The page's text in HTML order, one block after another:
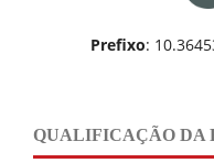
Prefixo:
QUALIFICAÇÃO DA